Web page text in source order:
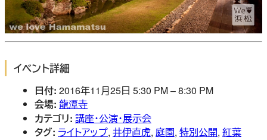
イベント詳細
日付: 2016年11月25日 5:30 PM–8:30 PM
会場: 龍潭寺
カテゴリ: 講座・公演・展示会
タグ: ライトアップ, 井伊直虎, 庭園, 特別公開, 紅葉